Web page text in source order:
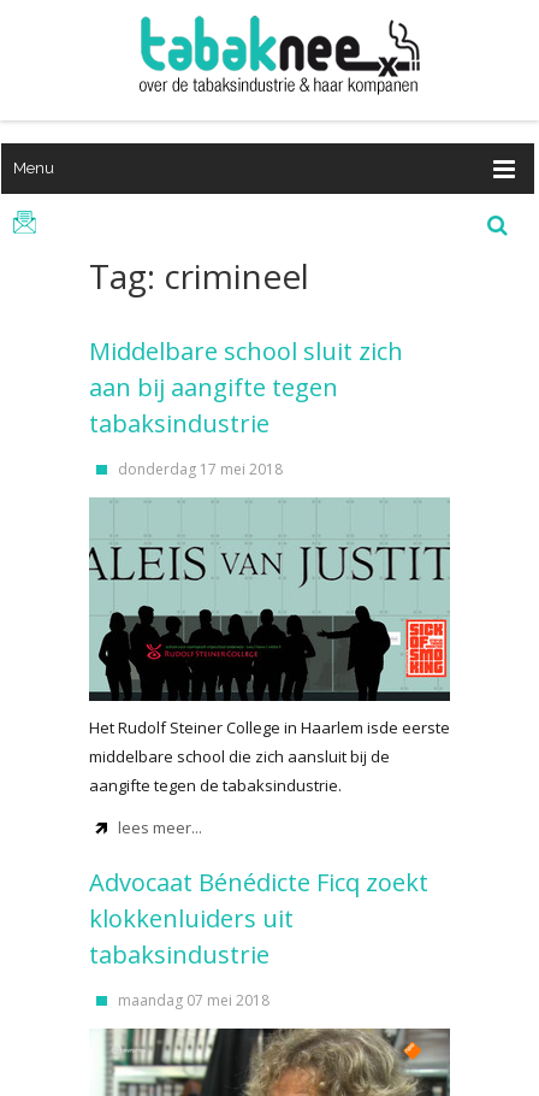
Menu
Tag: crimineel
Middelbare school sluit zich
aan bij aangifte tegen
tabaksindustrie
donderdag 17 mei 2018
Het Rudolf Steiner College in Haarlem isde eerste
middelbare school die zich aansluit bij de
aangifte tegen de tabaksindustrie.
lees meer...
Advocaat Bénédicte Ficq zoekt
klokkenluiders uit
tabaksindustrie
maandag 07 mei 2018